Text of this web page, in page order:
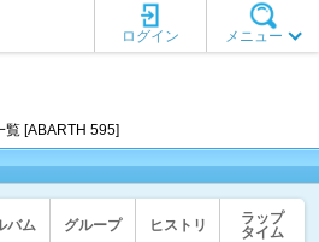
メニュー
ログイン
覧 [ABARTH 595]
バム グループ ヒストリ
ラップ
タイム